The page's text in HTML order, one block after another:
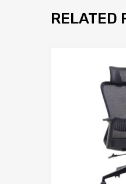
RELATED